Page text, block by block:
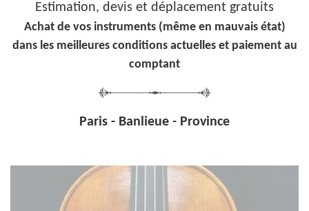
Estimation, devis et déplacement gratuits
Achat de vos instruments (même en mauvais état)
dans les meilleures conditions actuelles et paiement au
comptant
Paris - Banlieue - Province